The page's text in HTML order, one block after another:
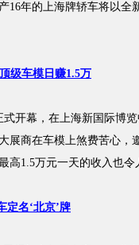
16年的上海牌轿车将以全
级车模日赚1.5万
幕，在上海新国际博览
展商在车模上煞费苦心，
高1.5万元一天的收入也令
定名‘北京’牌